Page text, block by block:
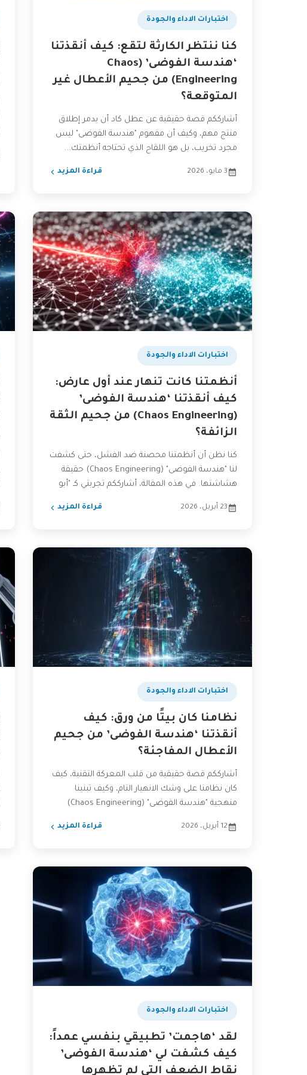
اختبارات الاداء والجودة
كنا ننتظر الكارثة لتقع: كيف أنقذتنا
‘هندسة الفوضى’ (Chaos
Engineering) من جحيم الأعطال غير
المتوقعة؟
أشارككم قصة حقيقية عن عطل كاد أن يدمر إطلاق
منتج مهم، وكيف أن مفهوم "هندسة الفوضى" ليس
مجرد تخريب، بل هو اللقاح الذي تحتاجه أنظمتك...
3 مايو، 2026 قراءة المزيد
اختبارات الاداء والجودة
أنظمتنا كانت تنهار عند أول عارض:
كيف أنقذتنا ‘هندسة الفوضى’
(Chaos Engineering) من جحيم الثقة
الزائفة؟
كنا نظن أن أنظمتنا محصنة ضد الفشل، حتى كشفت
لنا "هندسة الفوضى" (Chaos Engineering) حقيقة
هشاشتها. في هذه المقالة، أشارككم تجربتي كـ "أبو
23 أبريل، 2026 قراءة المزيد
اختبارات الاداء والجودة
نظامنا كان بيتًا من ورق: كيف
أنقذتنا ‘هندسة الفوضى’ من جحيم
الأعطال المفاجئة؟
أشارككم قصة حقيقية من قلب المعركة التقنية، كيف
كان نظامنا على وشك الانهيار التام، وكيف تبنينا
منهجية "هندسة الفوضى" (Chaos Engineering)
12 أبريل، 2026 قراءة المزيد
اختبارات الاداء والجودة
لقد ‘هاجمت’ تطبيقي بنفسي عمداً:
كيف كشفت لي ‘هندسة الفوضى’
نقاط الضعف التي لم تظهرها